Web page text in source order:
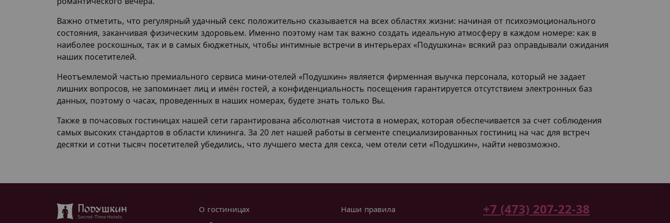
Важно отметить, что регулярный удачный секс положительно сказывается на всех областях жизни: начиная от психоэмоционального
состояния, заканчивая физическим здоровьем. Именно поэтому нам так важно создать идеальную атмосферу в каждом номере: как в
наиболее роскошных, так и в самых бюджетных, чтобы интимные встречи в интерьерах «Подушкина» всякий раз оправдывали ожидания
наших посетителей.
Неотъемлемой частью премиального сервиса мини-отелей «Подушкин» является фирменная выучка персонала, который не задает
лишних вопросов, не запоминает лиц и имён гостей, а конфиденциальность посещения гарантируется отсутствием электронных баз
данных, поэтому о часах, проведенных в наших номерах, будете знать только Вы.
Также в почасовых гостиницах нашей сети гарантирована абсолютная чистота в номерах, которая обеспечивается за счет соблюдения
самых высоких стандартов в области клининга. За 20 лет нашей работы в сегменте специализированных гостиниц на час для встреч
десятки и сотни тысяч посетителей убедились, что лучшего места для секса, чем отели сети «Подушкин», найти невозможно.
О гостиницах
Наши правила
+7 (473) 207-22-38